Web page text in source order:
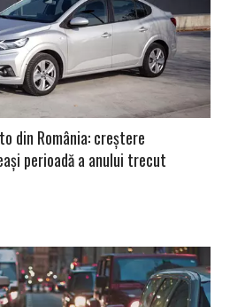
din România: creștere
perioadă a anului trecut